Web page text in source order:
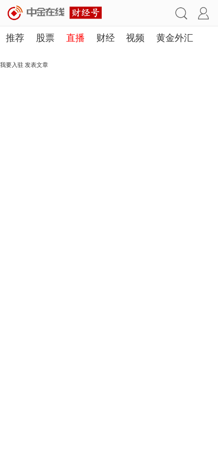
推荐 股票 直播 财经 视频 黄金外汇
理财 行业
我要入驻 发表文章